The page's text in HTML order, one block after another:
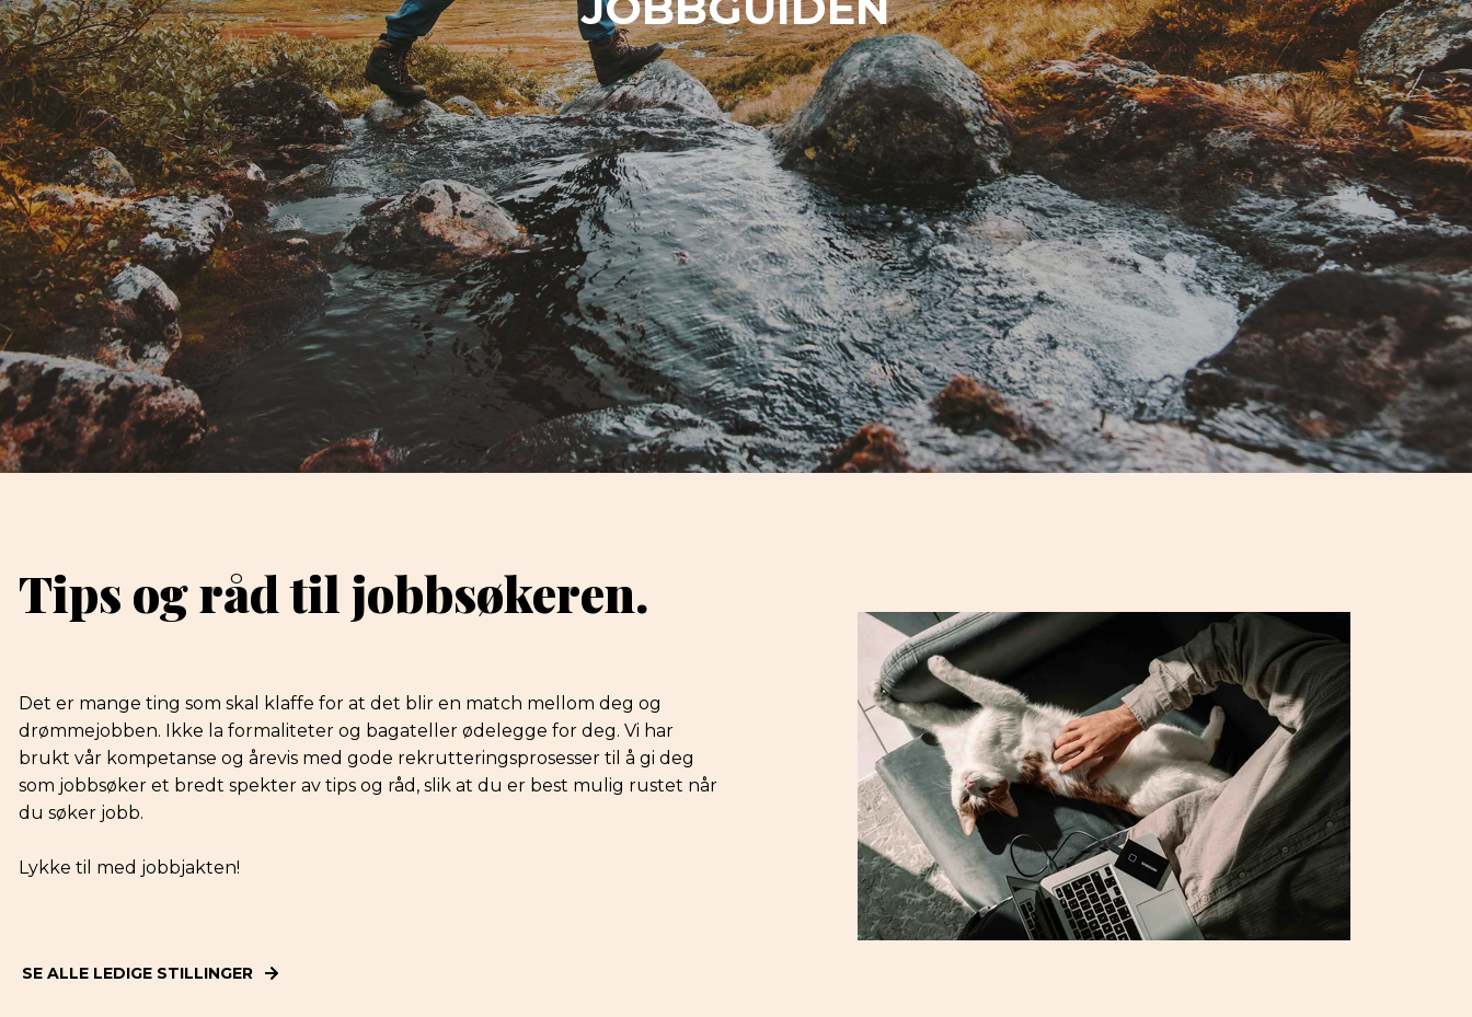
Tips og råd til jobbsøkeren.
Det er mange ting som skal klaffe for at det blir en match mellom deg og
drømmejobben. Ikke la formaliteter og bagateller ødelegge for deg. Vi har
brukt vår kompetanse og årevis med gode rekrutteringsprosesser til å gi deg
som jobbsøker et bredt spekter av tips og råd, slik at du er best mulig rustet når
du søker jobb.
Lykke til med jobbjakten!
SE ALLE LEDIGE STILLINGER